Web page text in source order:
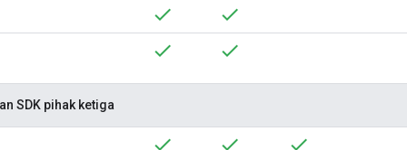
SDK pihak ketiga